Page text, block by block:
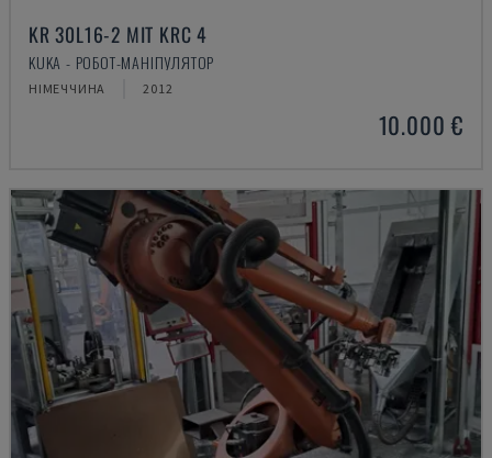
KR 30L16-2 MIT KRC 4
KUKA - РОБОТ-МАНІПУЛЯТОР
НІМЕЧЧИНА 2012
10.000 €